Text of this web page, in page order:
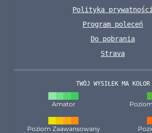
Polityka prywatności
Program poleceń
Do pobrania
Strava
TWÓJ WYSIŁEK MA KOLOR
Amator
Poziom Zaawansowany